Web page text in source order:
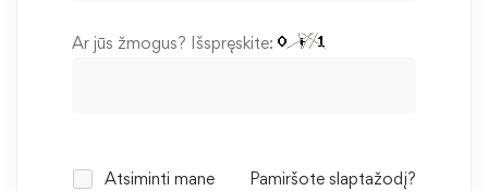
Ar jūs žmogus? Išspręskite:
Atsiminti mane Pamiršote slaptažodį?